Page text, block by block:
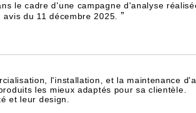
le cadre d'une campagne d'analyse
du 11 décembre 2025. ”
l'installation, et la maintenance
les mieux adaptés pour sa clientèle.
et leur design.